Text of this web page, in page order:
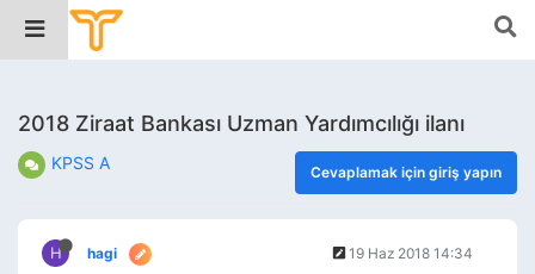
2018 Ziraat Bankası Uzman Yardımcılığı ilanı
KPSS A Cevaplamak için giriş yapın
H hagi 19 Haz 2018 14:34